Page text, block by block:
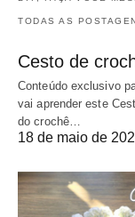
TODAS AS
Cesto de
Conteúdo exclusivo
vai aprender este
do crochê…
18 de maio de